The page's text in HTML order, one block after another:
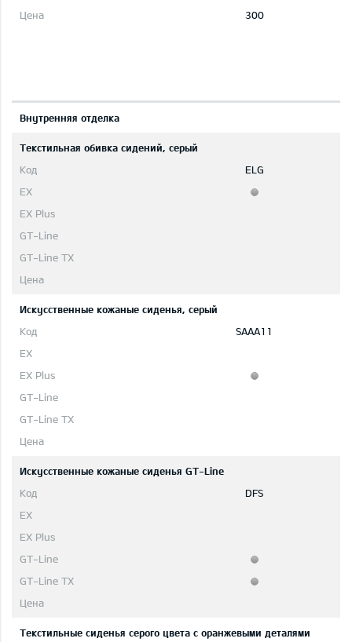
300
Bнутренняя отделка
Текстильная обивка сидений, серый
ELG
Искусственные кожаные сиденья, серый
SAAA11
Искусственные кожаные сиденья GT-Line
DFS
Текстильные сиденья серого цвета с оранжевыми деталями